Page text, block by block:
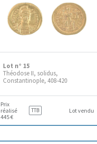
Lot n° 15
Théodose II, solidus,
Constantinople, 408-420
Prix
réalisé
445 €
TTB Lot vendu